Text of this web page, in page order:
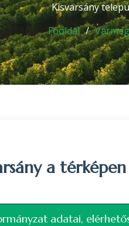
Kisvarsány
Főoldal
a térképen
adatai,